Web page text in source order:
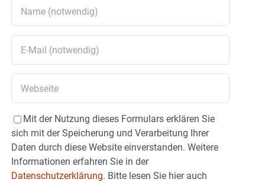
Mit der Nutzung dieses Formulars erklären Sie
sich mit der Speicherung und Verarbeitung Ihrer
Daten durch diese Website einverstanden. Weitere
Informationen erfahren Sie in der
Datenschutzerklärung. Bitte lesen Sie hier auch